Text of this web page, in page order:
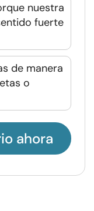
nuestra
fuerte
de manera
o
ahora